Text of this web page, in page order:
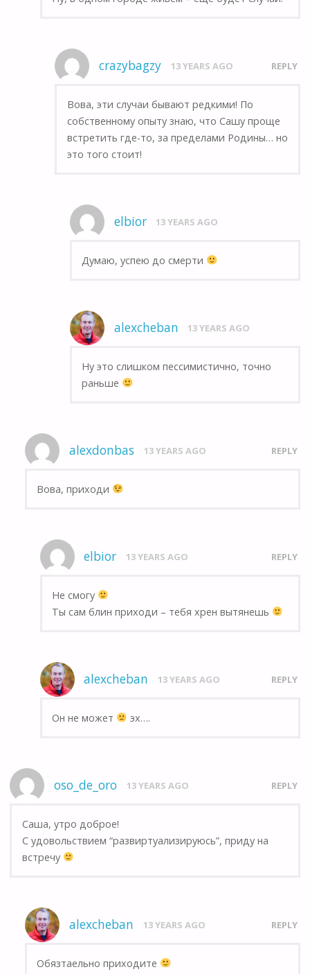
crazybagzy 13 YEARS AGO REPLY
Вова, эти случаи бывают редкими! По
собственному опыту знаю, что Сашу проще
встретить где-то, за пределами Родины… но
это того стоит!
elbior 13 YEARS AGO
Думаю, успею до смерти
alexcheban 13 YEARS AGO
Ну это слишком пессимистично, точно
раньше
alexdonbas 13 YEARS AGO REPLY
Вова, приходи
elbior 13 YEARS AGO REPLY
Не смогу
Ты сам блин приходи – тебя хрен вытянешь
alexcheban 13 YEARS AGO REPLY
Он не может эх….
oso_de_oro 13 YEARS AGO REPLY
Саша, утро доброе!
С удовольствием “развиртуализируюсь”, приду на
встречу
alexcheban 13 YEARS AGO REPLY
Обязтаельно приходите